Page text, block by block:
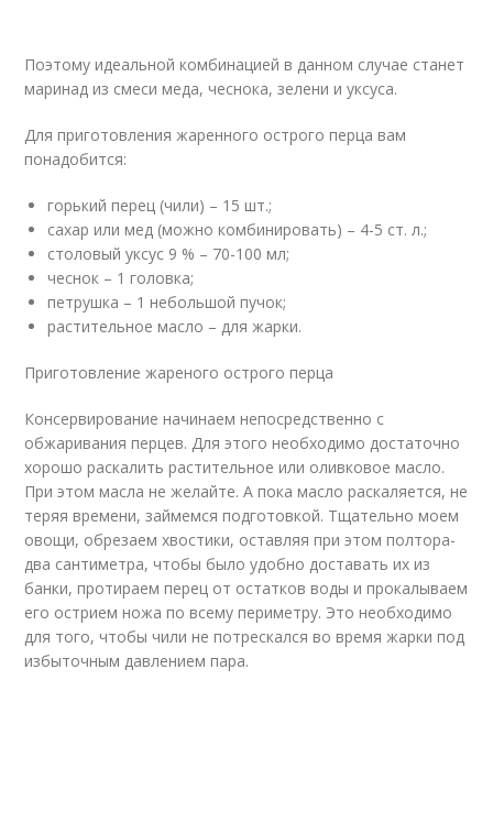
Поэтому идеальной комбинацией в данном случае станет
маринад из смеси меда, чеснока, зелени и уксуса.
Для приготовления жаренного острого перца вам
понадобится:
горький перец (чили) – 15 шт.;
сахар или мед (можно комбинировать) – 4-5 ст. л.;
столовый уксус 9 % – 70-100 мл;
чеснок – 1 головка;
петрушка – 1 небольшой пучок;
растительное масло – для жарки.
Приготовление жареного острого перца
Консервирование начинаем непосредственно с
обжаривания перцев. Для этого необходимо достаточно
хорошо раскалить растительное или оливковое масло.
При этом масла не желайте. А пока масло раскаляется, не
теряя времени, займемся подготовкой. Тщательно моем
овощи, обрезаем хвостики, оставляя при этом полтора-
два сантиметра, чтобы было удобно доставать их из
банки, протираем перец от остатков воды и прокалываем
его острием ножа по всему периметру. Это необходимо
для того, чтобы чили не потрескался во время жарки под
избыточным давлением пара.